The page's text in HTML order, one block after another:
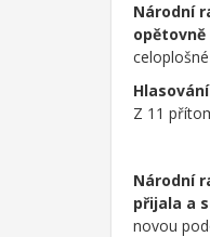
Národní
Z 11
Národní
přijala a
novou